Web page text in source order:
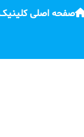
صفحه اصلی